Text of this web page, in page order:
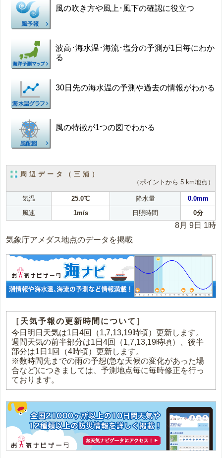
風の吹き方や風上･風下の確認に役立つ
波高･海水温･海流･塩分の予測が1日毎にわか
る
30日先の海水温の予測や過去の情報がわかる
風の特徴が1つの図でわかる
周辺データ（三浦）
（ポイントから 5 km地点）
気温 25.0℃ 降水量
0.0mm
風速
1m/s 日照時間 0分
8月 9日 1時
気象庁アメダス地点のデータを掲載
［天気予報の更新時間について］
今日明日天気は1日4回（1,7,13,19時頃）更新します。
週間天気の前半部分は1日4回（1,7,13,19時頃）、後半
部分は1日1回（4時頃）更新します。
※数時間先までの雨の予想(急な天候の変化があった場
合など)につきましては、予測地点毎に毎時修正を行っ
ております。